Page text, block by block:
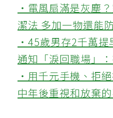
‧電風扇滿是灰塵
潔法 多加一物還能
‧45歲男存2千萬提
通知「淚回職場」
‧用千元手機、拒
中年後重視和放棄